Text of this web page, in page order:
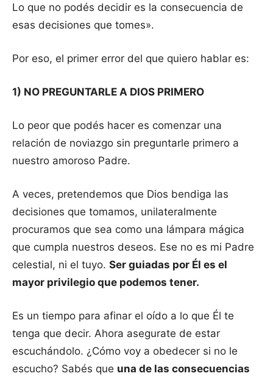
Lo que no podés decidir es la consecuencia de
esas decisiones que tomes».
Por eso, el primer error del que quiero hablar es:
1) NO PREGUNTARLE A DIOS PRIMERO
Lo peor que podés hacer es comenzar una
relación de noviazgo sin preguntarle primero a
nuestro amoroso Padre.
A veces, pretendemos que Dios bendiga las
decisiones que tomamos, unilateralmente
procuramos que sea como una lámpara mágica
que cumpla nuestros deseos. Ese no es mi Padre
celestial, ni el tuyo. Ser guiadas por Él es el
mayor privilegio que podemos tener.
Es un tiempo para afinar el oído a lo que Él te
tenga que decir. Ahora asegurate de estar
escuchándolo. ¿Cómo voy a obedecer si no le
escucho? Sabés que una de las consecuencias